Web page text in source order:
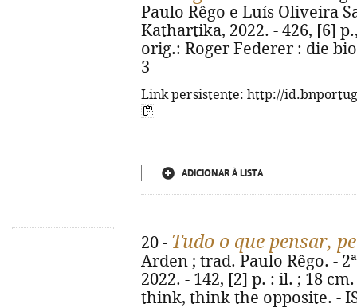
Paulo Rêgo e Luís Oliveira
Kathartika, 2022. - 426, [6]
orig.: Roger Federer : die
3
Link persistente: http://
ADICIONAR À LISTA
20 - Tudo o que pensar,
Arden ; trad. Paulo Rêgo. -
2022. - 142, [2] p. : il. ; 18
think, think the opposite. -